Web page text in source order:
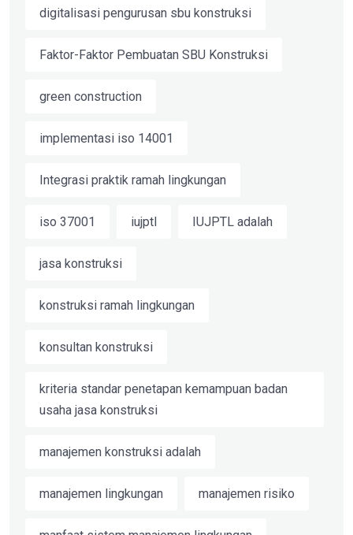
digitalisasi pengurusan sbu konstruksi
Faktor-Faktor Pembuatan SBU Konstruksi
green construction
implementasi iso 14001
Integrasi praktik ramah lingkungan
iso 37001 iujptl IUJPTL adalah
jasa konstruksi
konstruksi ramah lingkungan
konsultan konstruksi
kriteria standar penetapan kemampuan badan
usaha jasa konstruksi
manajemen konstruksi adalah
manajemen lingkungan manajemen risiko